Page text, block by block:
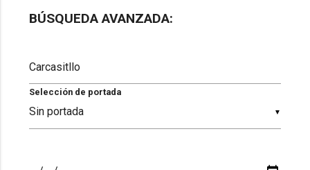
BÚSQUEDA AVANZADA:
▼
Selección de portada